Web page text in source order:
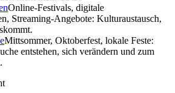
Online-Festivals, digitale
Streaming-Angebote: Kulturaustausch,
Mittsommer, Oktoberfest, lokale Feste:
entstehen, sich verändern und zum